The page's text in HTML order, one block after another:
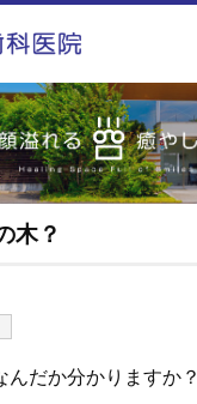
木？
んだか分かりますか？